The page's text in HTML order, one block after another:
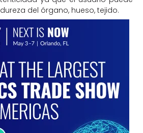
del órgano, hueso, tejido.